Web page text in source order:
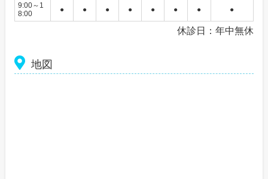
9:00～1
8:00
● ● ● ● ● ● ● ●
休診日：年中無休
地図